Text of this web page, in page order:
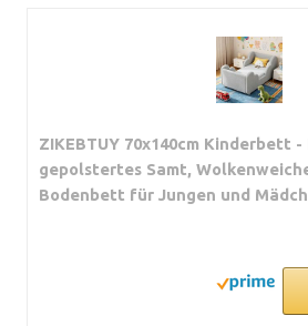
ZIKEBTUY 70x140cm Kinderbett
gepolstertes Samt,
Bodenbett für Jungen und